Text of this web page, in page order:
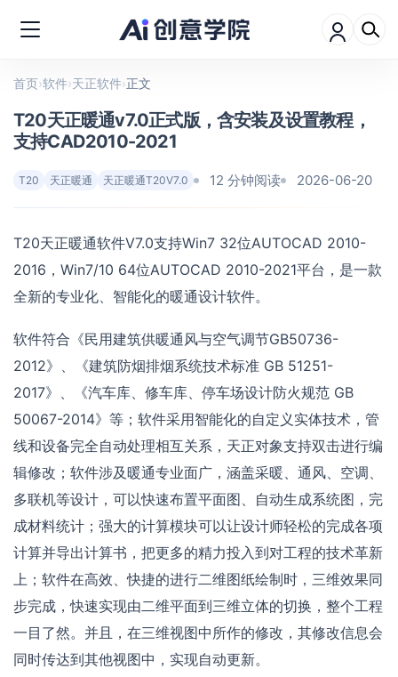
首页›软件›天正软件›正文
T20天正暖通v7.0正式版，含安装及设置教程，
支持CAD2010-2021
T20 天正暖通 天正暖通T20V7.0 12 分钟阅读 2026-06-20
T20天正暖通软件V7.0支持Win7 32位AUTOCAD 2010-
2016，Win7/10 64位AUTOCAD 2010-2021平台，是一款
全新的专业化、智能化的暖通设计软件。
软件符合《民用建筑供暖通风与空气调节GB50736-
2012》、《建筑防烟排烟系统技术标准 GB 51251-
2017》、《汽车库、修车库、停车场设计防火规范 GB
50067-2014》等；软件采用智能化的自定义实体技术，管
线和设备完全自动处理相互关系，天正对象支持双击进行编
辑修改；软件涉及暖通专业面广，涵盖采暖、通风、空调、
多联机等设计，可以快速布置平面图、自动生成系统图，完
成材料统计；强大的计算模块可以让设计师轻松的完成各项
计算并导出计算书，把更多的精力投入到对工程的技术革新
上；软件在高效、快捷的进行二维图纸绘制时，三维效果同
步完成，快速实现由二维平面到三维立体的切换，整个工程
一目了然。并且，在三维视图中所作的修改，其修改信息会
同时传达到其他视图中，实现自动更新。